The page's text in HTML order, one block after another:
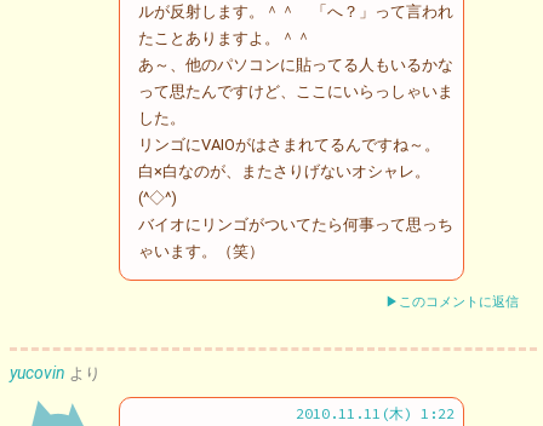
ルが反射します。＾＾ 「へ？」って言われ
たことありますよ。＾＾
あ～、他のパソコンに貼ってる人もいるかな
って思たんですけど、ここにいらっしゃいま
した。
リンゴにVAIOがはさまれてるんですね～。
白×白なのが、またさりげないオシャレ。
(^◇^)
バイオにリンゴがついてたら何事って思っち
ゃいます。（笑）
▶このコメントに返信
yucovin より
2010.11.11(木) 1:22